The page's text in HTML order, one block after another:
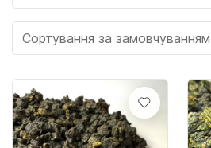
Матча
Не чайний чай
Смоли
Улуни
Червоний чай